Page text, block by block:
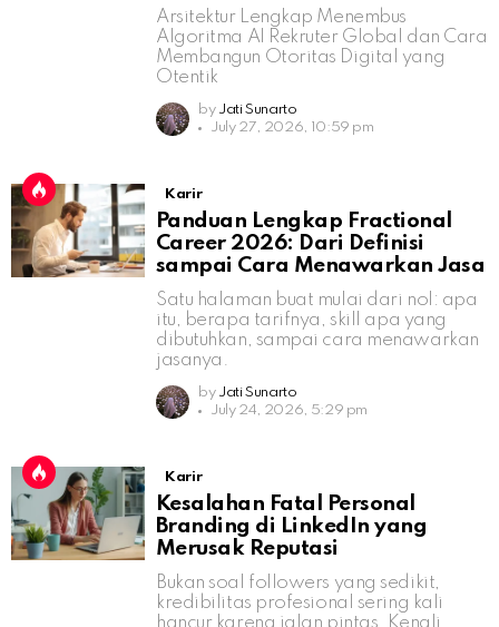
Arsitektur Lengkap Menembus
Algoritma AI Rekruter Global dan Cara
Membangun Otoritas Digital yang
Otentik
by Jati Sunarto
July 27, 2026, 10:59 pm
Karir
Panduan Lengkap Fractional
Career 2026: Dari Definisi
sampai Cara Menawarkan Jasa
Satu halaman buat mulai dari nol: apa
itu, berapa tarifnya, skill apa yang
dibutuhkan, sampai cara menawarkan
jasanya.
by Jati Sunarto
July 24, 2026, 5:29 pm
Karir
Kesalahan Fatal Personal
Branding di LinkedIn yang
Merusak Reputasi
Bukan soal followers yang sedikit,
kredibilitas profesional sering kali